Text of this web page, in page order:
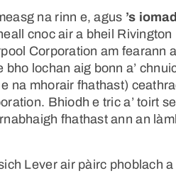
na rinn e, agus ’s
cnoc air a bheil
Corporation am fearann
bho lochan aig bonn a’
na mhorair fhathast)
Bhiodh e tric a’ toirt
fhathast ann an
Lever air pàirc phoblach